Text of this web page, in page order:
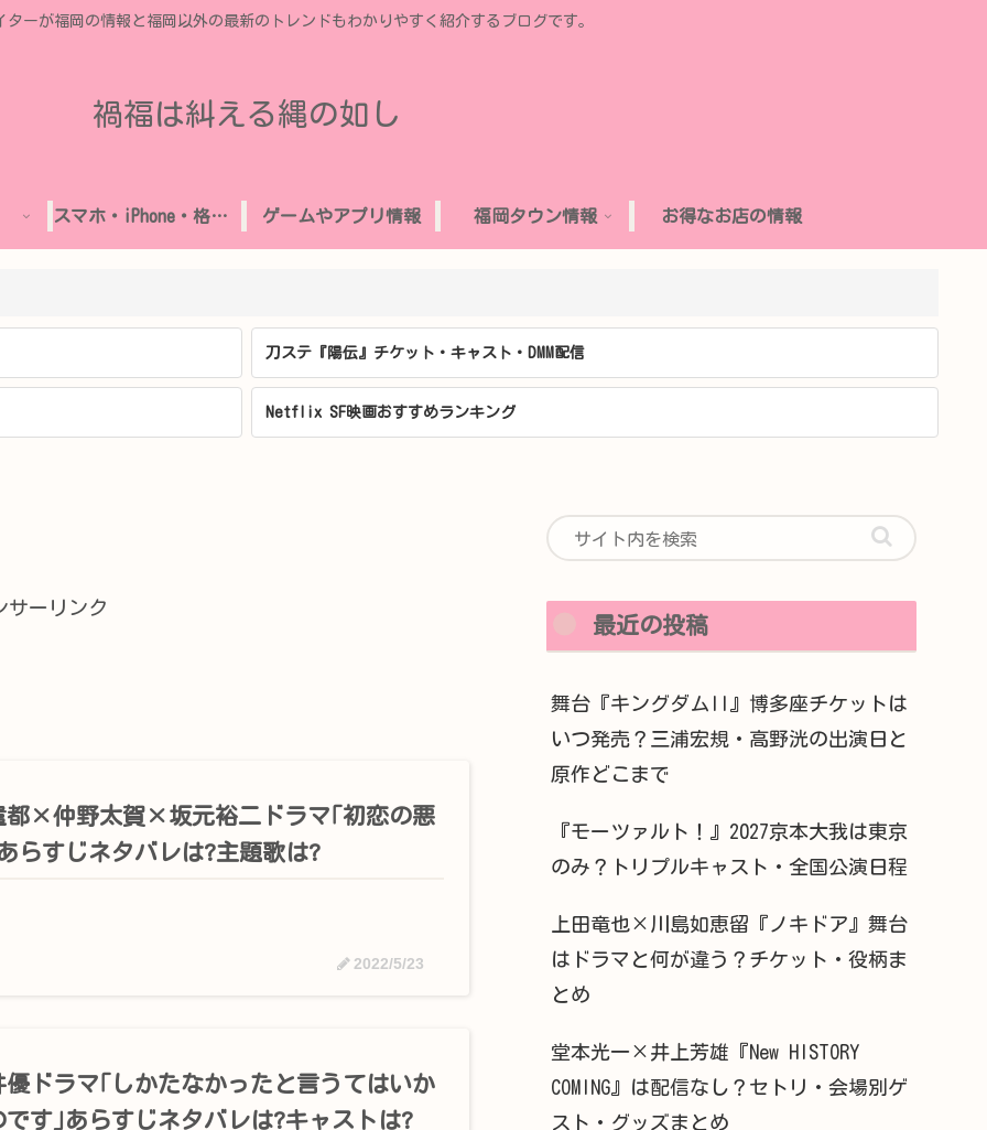
ターが福岡の情報と福岡以外の最新のトレンドもわかりやすく紹介するブログです。
禍福は糾える縄の如し
スマホ・iPhone・格安SIM ゲームやアプリ情報 福岡タウン情報 お得なお店の情報
刀ステ『陽伝』チケット・キャスト・DMM配信
Netflix SF映画おすすめランキング
サーリンク
都×仲野太賀×坂元裕二ドラマ｢初恋の悪
らすじネタバレは?主題歌は?
2022/5/23
優ドラマ｢しかたなかったと言うてはいか
です｣あらすじネタバレは?キャストは?
最近の投稿
舞台『キングダムII』博多座チケットは
いつ発売？三浦宏規・高野洸の出演日と
原作どこまで
『モーツァルト！』2027京本大我は東京
のみ？トリプルキャスト・全国公演日程
上田竜也×川島如恵留『ノキドア』舞台
はドラマと何が違う？チケット・役柄ま
とめ
堂本光一×井上芳雄『New HISTORY
COMING』は配信なし？セトリ・会場別ゲ
スト・グッズまとめ